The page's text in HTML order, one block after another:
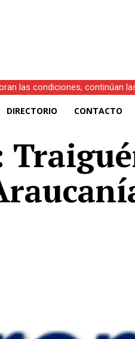
las condiciones, continúan
DIRECTORIO CONTACTO